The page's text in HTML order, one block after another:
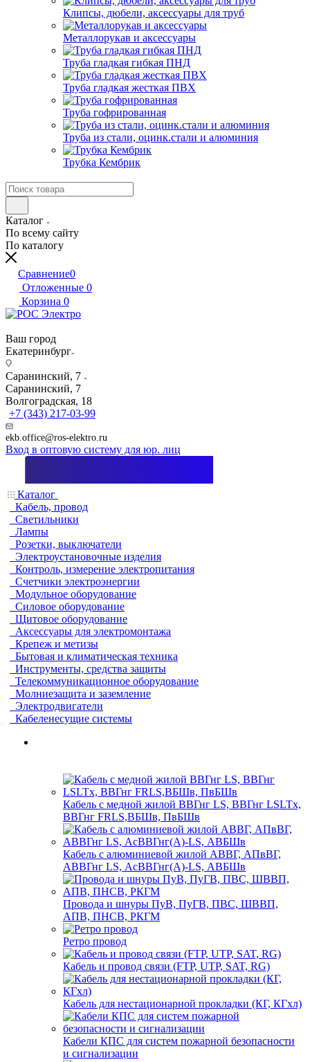
Клипсы, дюбели, аксессуары для труб
Металлорукав и аксессуары
Труба гладкая гибкая ПНД
Труба гладкая жесткая ПВХ
Труба гофрированная
Труба из стали, оцинк.стали и алюминия
Трубка Кембрик
Каталог
По всему сайту
По каталогу
Сравнение0
Отложенные 0
Корзина 0
Ваш город
Екатеринбург
Саранинский, 7
Саранинский, 7
Волгоградская, 18
+7 (343) 217-03-99
ekb.office@ros-elektro.ru
Вход в оптовую систему для юр. лиц
Каталог
Кабель, провод
Светильники
Лампы
Розетки, выключатели
Электроустановочные изделия
Контроль, измерение электропитания
Счетчики электроэнергии
Модульное оборудование
Силовое оборудование
Щитовое оборудование
Аксессуары для электромонтажа
Крепеж и метизы
Бытовая и климатическая техника
Инструменты, средства защиты
Телекоммуникационное оборудование
Молниезащита и заземление
Электродвигатели
Кабеленесущие системы
Кабель с медной жилой ВВГнг LS, ВВГнг LSLTx,
ВВГнг FRLS,ВБШв, ПвБШв
Кабель с алюминиевой жилой АВВГ, АПвВГ,
АВВГнг LS, АсВВГнг(А)-LS, АВБШв
Провода и шнуры ПуВ, ПуГВ, ПВС, ШВВП,
АПВ, ПНСВ, РКГМ
Ретро провод
Кабель и провод связи (FTP, UTP, SAT, RG)
Кабель для нестационарной прокладки (КГ, КГхл)
Кабели КПС для систем пожарной безопасности
и сигнализации